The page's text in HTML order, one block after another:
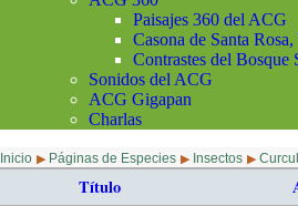
Paisajes 360 del ACG
Casona de Santa
Contrastes del Bosque
Sonidos del ACG
ACG Gigapan
Charlas
Inicio ▶ Páginas de Especies ▶ Insectos ▶
Título